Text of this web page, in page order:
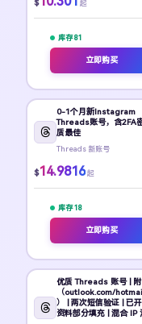
$ 起
库存 81
立即购买
0-1个月新Instagram
Threads账号，含2FA
质最佳
Threads 新账号
$14.9816 起
库存 18
立即购买
优质 Threads 账号 | 附
（outlook.com/
） | 两次短信验证 | 已开
资料部分填充 | 混合 IP